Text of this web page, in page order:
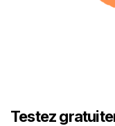
Testez